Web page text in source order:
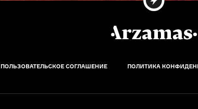
ПОЛЬЗОВАТЕЛЬСКОЕ СОГЛАШЕНИЕ ПОЛИТИКА